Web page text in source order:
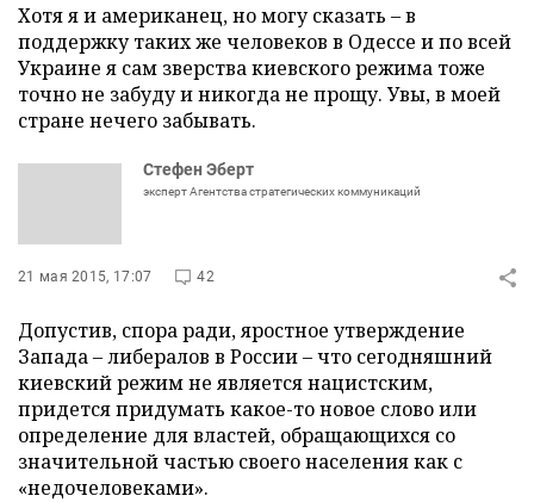
Хотя я и американец, но могу сказать – в
поддержку таких же человеков в Одессе и по всей
Украине я сам зверства киевского режима тоже
точно не забуду и никогда не прощу. Увы, в моей
стране нечего забывать.
Стефен Эберт
эксперт Агентства стратегических коммуникаций
21 мая 2015, 17:07 42
Допустив, спора ради, яростное утверждение
Запада – либералов в России – что сегодняшний
киевский режим не является нацистским,
придется придумать какое-то новое слово или
определение для властей, обращающихся со
значительной частью своего населения как с
«недочеловеками».